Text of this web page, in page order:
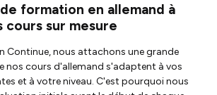
formation en allemand à
cours sur mesure
Continue, nous attachons une grande
nos cours d'allemand s'adaptent à vos
et à votre niveau. C'est pourquoi nous